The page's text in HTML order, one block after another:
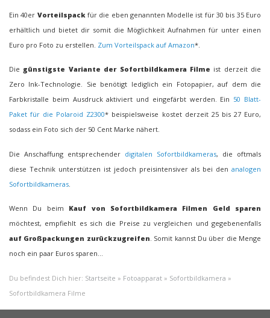
Ein 40er Vorteilspackfür die eben genannten Modelle ist für 30 bis 35 Euro
erhältlich und bietet dir somit die Möglichkeit Aufnahmen für unter einen
Euro pro Foto zu erstellen. Zum Vorteilspack auf Amazon*.
Die günstigste Variante der Sofortbildkamera Filme ist derzeit die
Zero Ink-Technologie. Sie benötigt lediglich ein Fotopapier, auf dem die
Farbkristalle beim Ausdruck aktiviert und eingefärbt werden. Ein 50 Blatt-
Paket für die Polaroid Z2300* beispielsweise kostet derzeit 25 bis 27 Euro,
sodass ein Foto sich der 50 Cent Marke nähert.
Die Anschaffung entsprechender digitalen Sofortbildkameras, die oftmals
diese Technik unterstützen ist jedoch preisintensiver als bei den analogen
Sofortbildkameras
Wenn Du beim Kauf von Sofortbildkamera Filmen Geld sparen
möchtest, empfiehlt es sich die Preise zu vergleichen und gegebenenfalls
auf Großpackungen zurückzugreifen. Somit kannst Du über die Menge
noch ein paar Euros sparen…
Du befindest Dich hier: Startseite » Fotoapparat » Sofortbildkamera »
Sofortbildkamera Filme